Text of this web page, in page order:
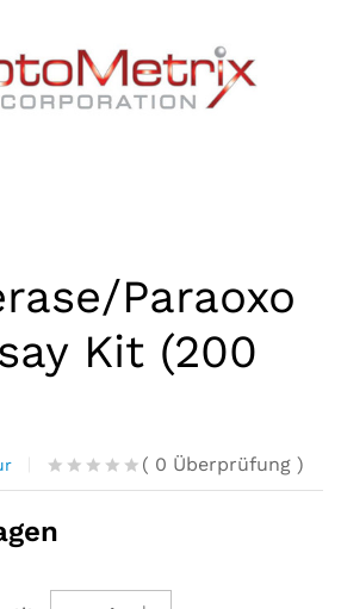
Paraoxo
Kit (200
R
t
o
0
( 0 Überprüfung )